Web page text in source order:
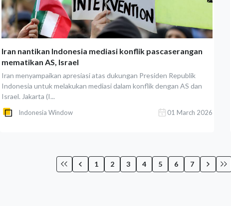
Iran nantikan Indonesia mediasi konflik pascaserangan
mematikan AS, Israel
Iran menyampaikan apresiasi atas dukungan Presiden Republik
Indonesia untuk melakukan mediasi dalam konflik dengan AS dan
Israel. Jakarta (I...
Indonesia Window 01 March 2026
1 2 3 4 5 6 7